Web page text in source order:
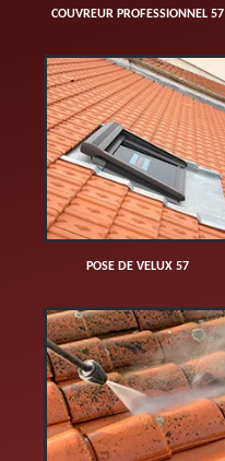
COUVREUR PROFESSIONNEL 57
POSE DE VELUX 57